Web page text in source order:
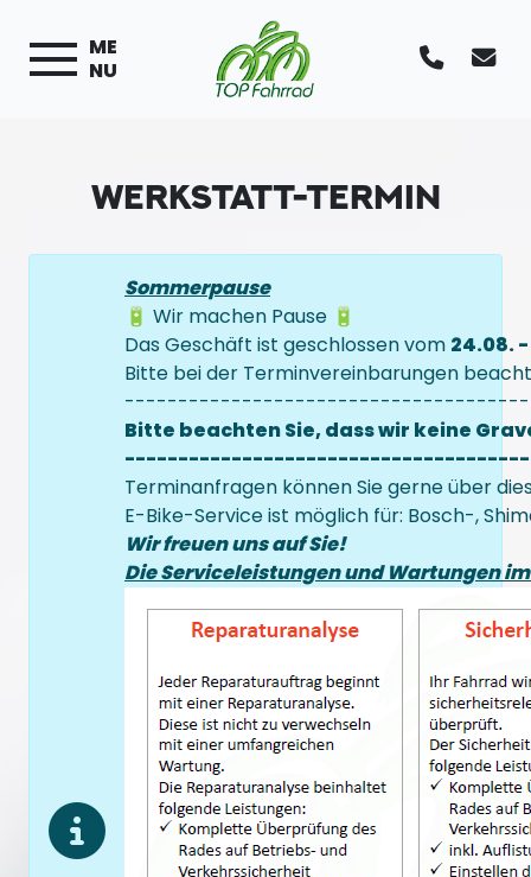
ME
NU
WERKSTATT-TERMIN
Sommerpause
🔋 Wir machen Pause 🔋
Das Geschäft ist geschlossen vom 24.08.
Bitte bei der Terminvereinbarungen
Bitte beachten Sie, dass wir keine
Terminanfragen können Sie gerne über
E-Bike-Service ist möglich für: Bosch-,
Wir freuen uns auf Sie!
Die Serviceleistungen und Wartungen